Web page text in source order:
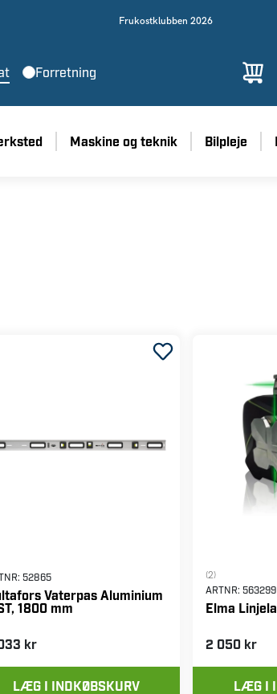
Frukostklubben 2026
Forretning
Maskine og teknik Bilpleje
52865
Vaterpas Aluminium
1800 mm
kr
LÆG I INDKØBSKURV
(2)
ARTNR:563299
Elma
2 050 kr
LÆG I